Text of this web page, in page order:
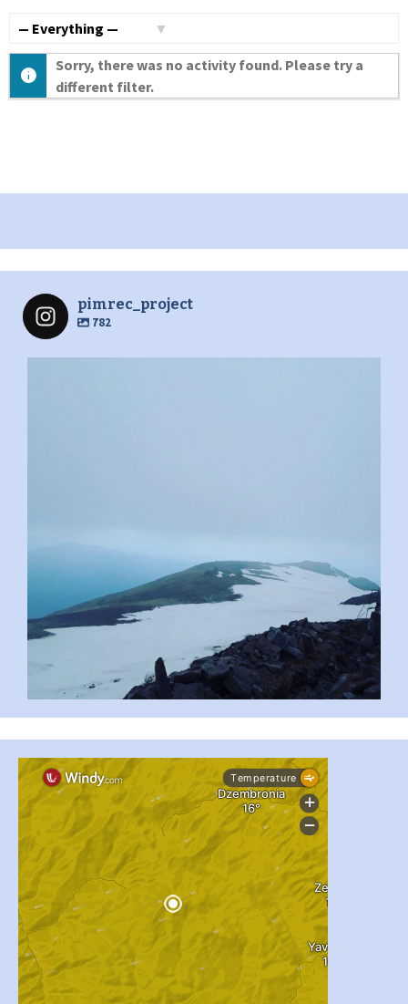
Member
Activities
Sorry, there was no activity found. Please try a
different filter.
pimrec_project
782
...
pimrec_project